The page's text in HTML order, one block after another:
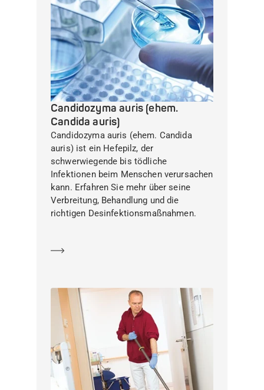
Candidozyma auris (ehem.
Candida auris)
Candidozyma auris (ehem. Candida
auris) ist ein Hefepilz, der
schwerwiegende bis tödliche
Infektionen beim Menschen verursachen
kann. Erfahren Sie mehr über seine
Verbreitung, Behandlung und die
richtigen Desinfektionsmaßnahmen.